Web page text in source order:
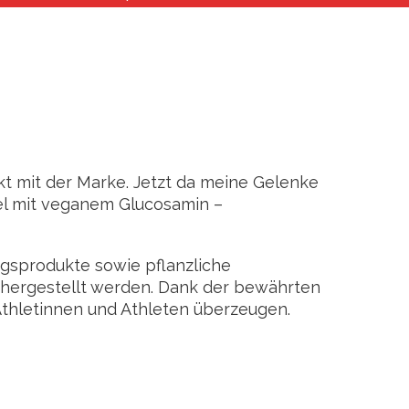
mit der Marke. Jetzt da meine Gelenke
mit veganem Glucosamin –
sowie pflanzliche
werden. Dank der bewährten
und Athleten überzeugen.